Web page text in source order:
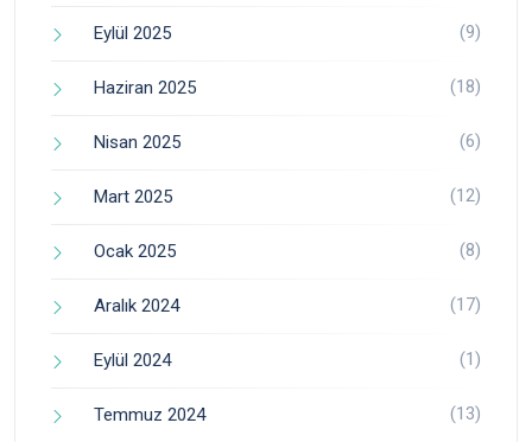
Eylül 2025 (9)
Haziran 2025 (18)
Nisan 2025 (6)
Mart 2025 (12)
Ocak 2025 (8)
Aralık 2024 (17)
Eylül 2024 (1)
Temmuz 2024 (13)